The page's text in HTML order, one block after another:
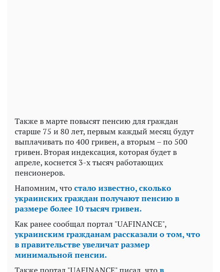
Также в марте повысят пенсию для граждан
старше 75 и 80 лет, первым каждый месяц будут
выплачивать по 400 гривен, а вторым – по 500
гривен. Вторая индексация, которая будет в
апреле, коснется 3-х тысяч работающих
пенсионеров.
Напомним, чтостало известно, сколько
украинских граждан получают пенсию в
размере более 10 тысяч гривен.
Как ранее сообщал портал "UAFINANCE",
украинским гражданам рассказали о том, что
в правительстве увеличат размер
минимальной пенсии.